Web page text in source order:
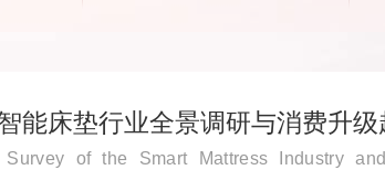
能床垫行业全景调研与消费升
Survey of the Smart Mattress Industry